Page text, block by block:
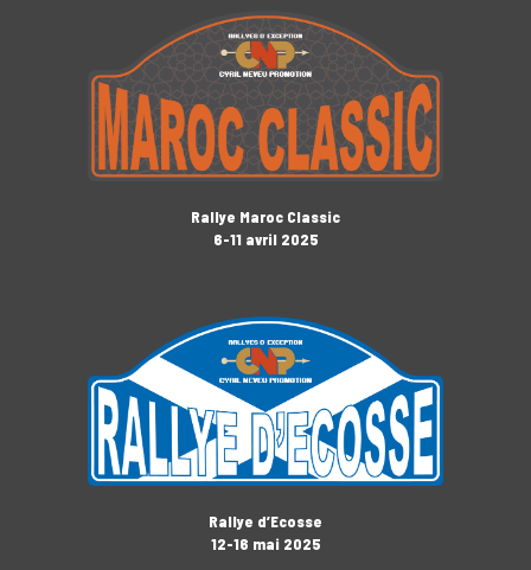
Rallye Maroc Classic
6-11 avril 2025
Rallye d’Ecosse
12-16 mai 2025